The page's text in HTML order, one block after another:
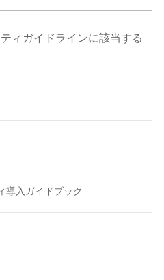
ィガイドラインに該当する
導入ガイドブック